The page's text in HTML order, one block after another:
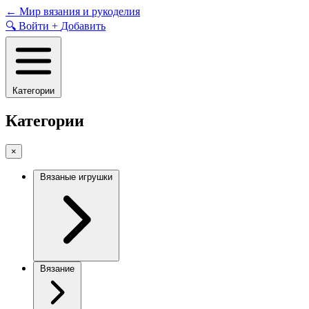
Skip
to
content
← Мир вязания и рукоделия
🔍 Войти + Добавить
Категории
Категории
×
Вязаные игрушки
Вязание